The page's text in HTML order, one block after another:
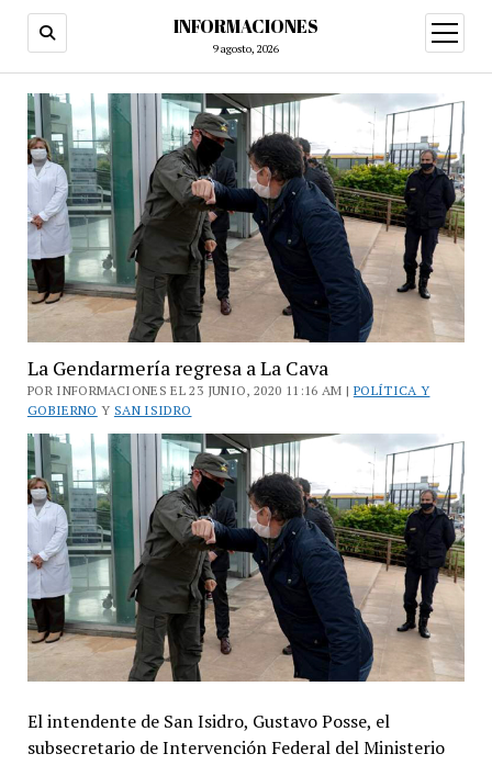
INFORMACIONES
9 agosto, 2026
abrir
menú
La Gendarmería regresa a La Cava
POR INFORMACIONES EL 23 JUNIO, 2020 11:16 AM | POLÍTICA Y
GOBIERNO Y SAN ISIDRO
El intendente de San Isidro, Gustavo Posse, el
subsecretario de Intervención Federal del Ministerio